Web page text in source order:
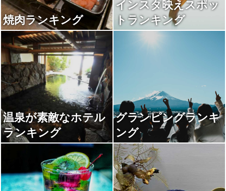
焼肉ランキング
インスタ映えスポッ
トランキング
温泉が素敵なホテル
ランキング
グランピングランキ
ング